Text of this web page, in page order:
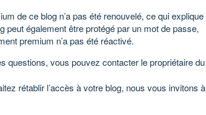
de ce blog n’a pas été renouvelé, ce qui explique
peut également être protégé par un mot de passe,
premium n’a pas été réactivé.
questions, vous pouvez contacter le propriétaire du
rétablir l’accès à votre blog, nous vous invitons à